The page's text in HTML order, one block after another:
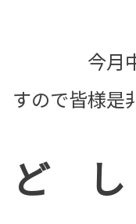
今月中限
すので皆様是
ど